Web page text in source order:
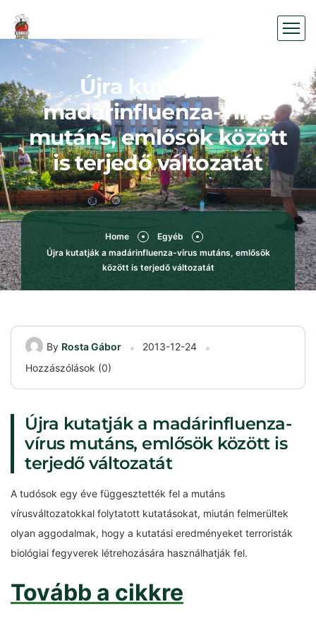
Újra kutatják a
madárinfluenza-vírus
mutáns, emlősök között
is terjedő változatát
Home
Egyéb
Újra kutatják a madárinfluenza-vírus mutáns, emlősök
között is terjedő változatát
By Rosta Gábor
2013-12-24
Hozzászólások (0)
Újra kutatják a madárinfluenza-
vírus mutáns, emlősök között is
terjedő változatát
A tudósok egy éve függesztették fel a mutáns
vírusváltozatokkal folytatott kutatásokat, miután felmerültek
olyan aggodalmak, hogy a kutatási eredményeket terroristák
biológiai fegyverek létrehozására használhatják fel.
Tovább a cikkre